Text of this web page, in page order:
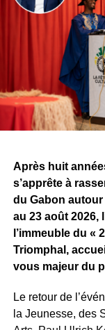
commune et le
certainement
À travers cette
la simple
un espace de
artistes. Pour
concrète, alors
Reste maintenant
prépare pour sa
exposition, le
réguliers et
au premier plan
Après huit
s’apprête à
du Gabon
au 23 août 2026,
l’immeuble du «
Triomphal,
vous majeur du
Le retour de
la Jeunesse, des